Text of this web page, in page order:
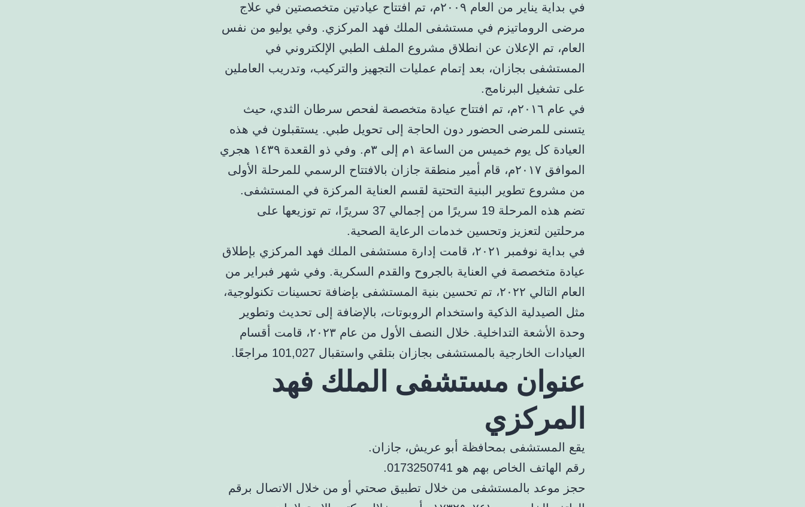
في بداية يناير من العام ٢٠٠٩م، تم افتتاح عيادتين متخصصتين في علاج
مرضى الروماتيزم في مستشفى الملك فهد المركزي. وفي يوليو من نفس
العام، تم الإعلان عن انطلاق مشروع الملف الطبي الإلكتروني في
المستشفى بجازان، بعد إتمام عمليات التجهيز والتركيب، وتدريب العاملين
على تشغيل البرنامج.
في عام ٢٠١٦م، تم افتتاح عيادة متخصصة لفحص سرطان الثدي، حيث
يتسنى للمرضى الحضور دون الحاجة إلى تحويل طبي. يستقبلون في هذه
العيادة كل يوم خميس من الساعة ١م إلى ٣م. وفي ذو القعدة ١٤٣٩ هجري
الموافق ٢٠١٧م، قام أمير منطقة جازان بالافتتاح الرسمي للمرحلة الأولى
من مشروع تطوير البنية التحتية لقسم العناية المركزة في المستشفى.
تضم هذه المرحلة 19 سريرًا من إجمالي 37 سريرًا، تم توزيعها على
مرحلتين لتعزيز وتحسين خدمات الرعاية الصحية.
في بداية نوفمبر ٢٠٢١، قامت إدارة مستشفى الملك فهد المركزي بإطلاق
عيادة متخصصة في العناية بالجروح والقدم السكرية. وفي شهر فبراير من
العام التالي ٢٠٢٢، تم تحسين بنية المستشفى بإضافة تحسينات تكنولوجية،
مثل الصيدلية الذكية واستخدام الروبوتات، بالإضافة إلى تحديث وتطوير
وحدة الأشعة التداخلية. خلال النصف الأول من عام ٢٠٢٣، قامت أقسام
العيادات الخارجية بالمستشفى بجازان بتلقي واستقبال 101,027 مراجعًا.
عنوان مستشفى الملك فهد
المركزي
يقع المستشفى بمحافظة أبو عريش، جازان.
رقم الهاتف الخاص بهم هو 0173250741.
حجز موعد بالمستشفى من خلال تطبيق صحتي أو من خلال الاتصال برقم